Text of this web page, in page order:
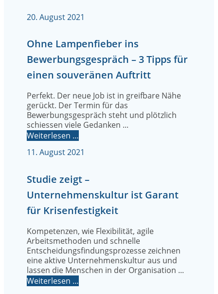
20. August 2021
Ohne Lampenfieber ins
Bewerbungsgespräch – 3 Tipps für
einen souveränen Auftritt
Perfekt. Der neue Job ist in greifbare Nähe
gerückt. Der Termin für das
Bewerbungsgespräch steht und plötzlich
schiessen viele Gedanken ...
Weiterlesen …
11. August 2021
Studie zeigt –
Unternehmenskultur ist Garant
für Krisenfestigkeit
Kompetenzen, wie Flexibilität, agile
Arbeitsmethoden und schnelle
Entscheidungsfindungsprozesse zeichnen
eine aktive Unternehmenskultur aus und
lassen die Menschen in der Organisation ...
Weiterlesen …